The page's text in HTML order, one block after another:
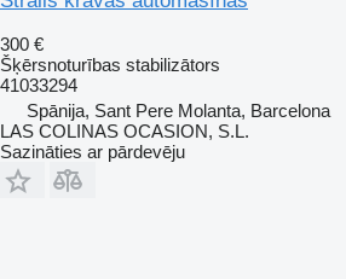
300 €
Šķērsnoturības stabilizātors
41033294
Spānija, Sant Pere Molanta, Barcelona
LAS COLINAS OCASION, S.L.
Sazināties ar pārdevēju